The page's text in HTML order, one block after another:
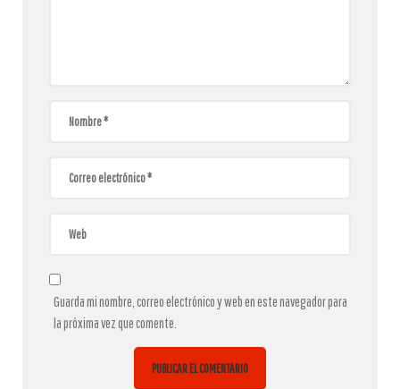
Guarda mi nombre, correo electrónico y web en este navegador para
la próxima vez que comente.